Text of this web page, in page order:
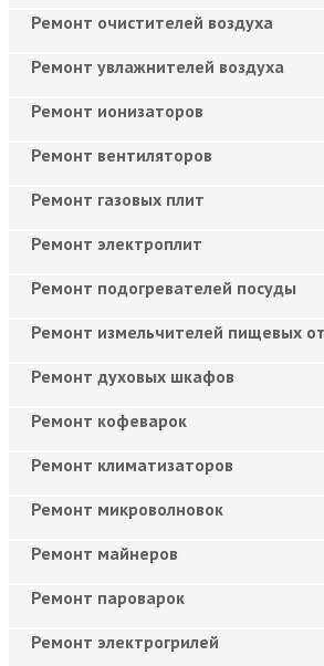
Ремонт очистителей воздуха
Ремонт увлажнителей воздуха
Ремонт ионизаторов
Ремонт вентиляторов
Ремонт газовых плит
Ремонт электроплит
Ремонт подогревателей посуды
Ремонт измельчителей пищевых
Ремонт духовых шкафов
Ремонт кофеварок
Ремонт климатизаторов
Ремонт микроволновок
Ремонт майнеров
Ремонт пароварок
Ремонт электрогрилей